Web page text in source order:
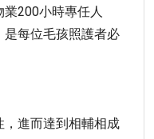
200小時專任人
是每位毛孩照護者必
進而達到相輔相成